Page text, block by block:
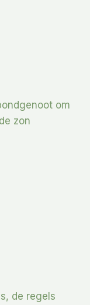
om
zon
de regels